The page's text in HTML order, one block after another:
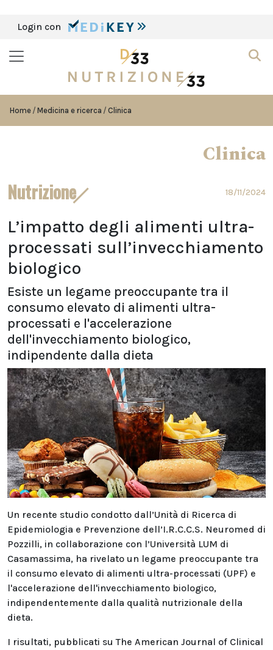
Login con
Home Medicina e ricerca Clinica
Clinica
Nutrizione 18/11/2024
L’impatto degli alimenti ultra-
processati sull’invecchiamento
biologico
Esiste un legame preoccupante tra il
consumo elevato di alimenti ultra-
processati e l'accelerazione
dell'invecchiamento biologico,
indipendente dalla dieta
Un recente studio condotto dall’Unità di Ricerca di
Epidemiologia e Prevenzione dell’I.R.C.C.S. Neuromed di
Pozzilli, in collaborazione con l’Università LUM di
Casamassima, ha rivelato un legame preoccupante tra
il consumo elevato di alimenti ultra-processati (UPF) e
l'accelerazione dell'invecchiamento biologico,
indipendentemente dalla qualità nutrizionale della
dieta.
I risultati, pubblicati su The American Journal of Clinical